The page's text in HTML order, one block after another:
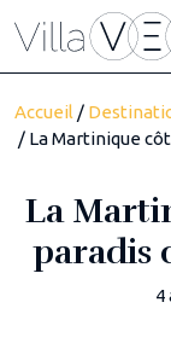
Accueil /
/ La Martinique
La
paradis
4